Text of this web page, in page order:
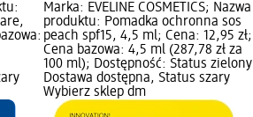
Marka: EVELINE COSMETICS; Nazwa
produktu: Pomadka ochronna sos
peach spf15, 4,5 ml; Cena: 12,95 zł;
Cena bazowa: 4,5 ml (287,78 zł za
100 ml); Dostępność: Status zielony
Dostawa dostępna, Status szary
Wybierz sklep dm